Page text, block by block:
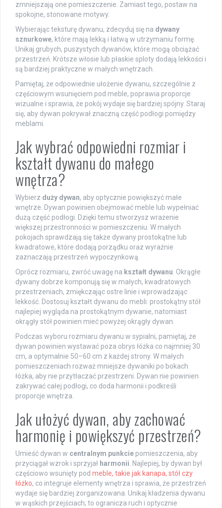
zmniejszają one pomieszczenie. Zamiast tego, postaw na
spokojne, stonowane motywy.
Wybierając teksturę dywanu, zdecyduj się na dywany
sznurkowe, które mają lekką i łatwą w utrzymaniu formę.
Unikaj grubych, puszystych dywanów, które mogą obciążać
przestrzeń. Krótsze włosie lub płaskie sploty dodają lekkości i
są bardziej praktyczne w małych wnętrzach.
Pamiętaj, że odpowiednie ułożenie dywanu, szczególnie z
częściowym wsunięciem pod meble, poprawia proporcje
wizualne i sprawia, że pokój wydaje się bardziej spójny. Staraj
się, aby dywan pokrywał znaczną część podłogi pomiędzy
meblami.
Jak wybrać odpowiedni rozmiar i
kształt dywanu do małego
wnętrza?
Wybierz duży dywan, aby optycznie powiększyć małe
wnętrze. Dywan powinien obejmować meble lub wypełniać
dużą część podłogi. Dzięki temu stworzysz wrażenie
większej przestronności w pomieszczeniu. W małych
pokojach sprawdzają się także dywany prostokątne lub
kwadratowe, które dodają porządku oraz wyraźnie
zaznaczają przestrzeń wypoczynkową.
Oprócz rozmiaru, zwróć uwagę na kształt dywanu . Okrągłe
dywany dobrze komponują się w małych, kwadratowych
przestrzeniach, zmiękczając ostre linie i wprowadzając
lekkość. Dostosuj kształt dywanu do mebli: prostokątny stół
najlepiej wygląda na prostokątnym dywanie, natomiast
okrągły stół powinien mieć powyżej okrągły dywan.
Podczas wyboru rozmiaru dywanu w sypialni, pamiętaj, że
dywan powinien wystawać poza obrys łóżka co najmniej 30
cm, a optymalnie 50–60 cm z każdej strony. W małych
pomieszczeniach rozważ mniejsze dywaniki po bokach
łóżka, aby nie przytłaczać przestrzeni. Dywan nie powinien
zakrywać całej podłogi, co doda harmonii i podkreśli
proporcje wnętrza.
Jak ułożyć dywan, aby zachować
harmonię i powiększyć przestrzeń?
Umieść dywan w centralnym punkcie pomieszczenia, aby
przyciągał wzrok i sprzyjał harmonii . Najlepiej, by dywan był
częściowo wsunięty pod meble, takie jak kanapa, stół czy
łóżko, co integruje elementy wnętrza i sprawia, że przestrzeń
wydaje się bardziej zorganizowana. Unikaj kładzenia dywanu
w wąskich przejściach; to ogranicza ruch i optycznie